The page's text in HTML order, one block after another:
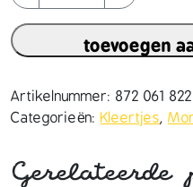
o
n
d
i
a
j
toevoegen
Artikelnummer: 872 061
Categorieën: Kleertjes,
Gerelateerde